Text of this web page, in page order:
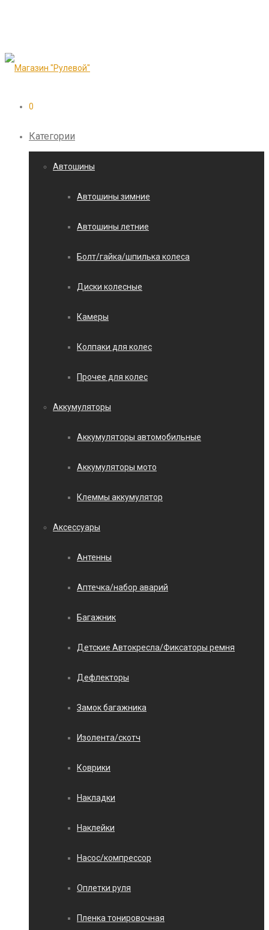
0
Категории
Автошины
Автошины зимние
Автошины летние
Болт/гайка/шпилька колеса
Диски колесные
Камеры
Колпаки для колес
Прочее для колес
Аккумуляторы
Аккумуляторы автомобильные
Аккумуляторы мото
Клеммы аккумулятор
Аксессуары
Антенны
Аптечка/набор аварий
Багажник
Детские Автокресла/Фиксаторы ремня
Дефлекторы
Замок багажника
Изолента/скотч
Коврики
Накладки
Наклейки
Насос/компрессор
Оплетки руля
Пленка тонировочная